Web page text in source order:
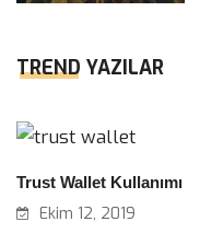
TREND YAZILAR
Trust Wallet Kullanımı
Ekim 12, 2019